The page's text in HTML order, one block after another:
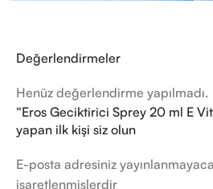
Değerlendirmeler
Henüz değerlendirme yapılmadı.
“Eros Geciktirici Sprey 20 ml E
yapan ilk kişi siz olun
E-posta adresiniz
işaretlenmişlerdir